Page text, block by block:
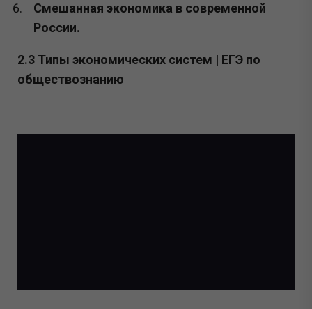
Смешанная экономика в современной
России.
2.3 Типы экономических систем | ЕГЭ по
обществознанию